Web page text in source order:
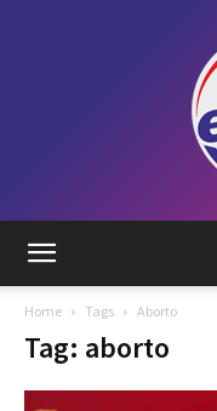
Home Tags Aborto
Tag: aborto